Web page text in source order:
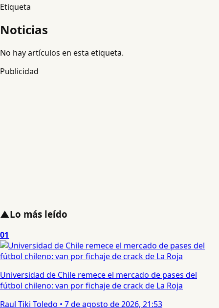
Etiqueta
Noticias
No hay artículos en esta etiqueta.
Publicidad
▲Lo más leído
01
Universidad de Chile remece el mercado de pases del
fútbol chileno: van por fichaje de crack de La Roja
Raul Tiki Toledo • 7 de agosto de 2026, 21:53